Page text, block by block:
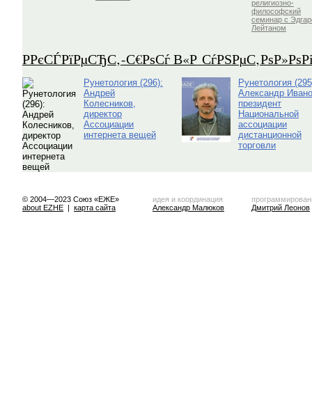
религиозно-
философский
семинар с
Лейтаном
Р­РєСЃРїРµСЂС‚-С€РѕСѓ В«Р
Рунетология (296):
Андрей
Колесников,
директор
Ассоциации
интернета вещей
Рунетология
Александр
президент
Национальной
ассоциации
дистанционной
торговли
© 2004—2023 Союз «ЕЖЕ»
about EZHE | карта сайта
идея и координация
Александр Малюков
Дмитрий Леонов